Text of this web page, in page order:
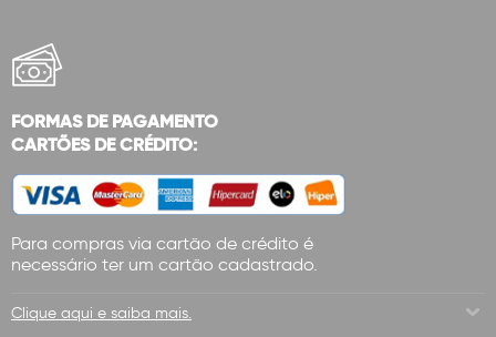
FORMAS DE PAGAMENTO
CARTÕES DE CRÉDITO:
Para compras via cartão de crédito é
necessário ter um cartão cadastrado.
Clique aqui e saiba mais.